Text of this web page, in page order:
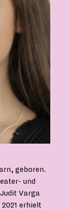
geboren.
und
Varga
erhielt